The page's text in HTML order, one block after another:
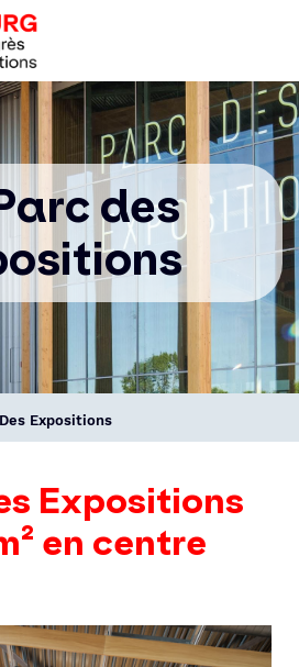
des
Expositions
Expositions
en centre
cookies